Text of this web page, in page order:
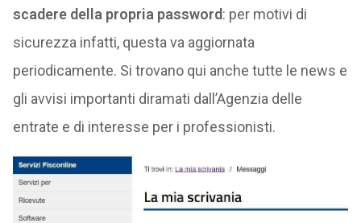
scadere della propria password: per motivi di
sicurezza infatti, questa va aggiornata
periodicamente. Si trovano qui anche tutte le news e
gli avvisi importanti diramati dall’Agenzia delle
entrate e di interesse per i professionisti.